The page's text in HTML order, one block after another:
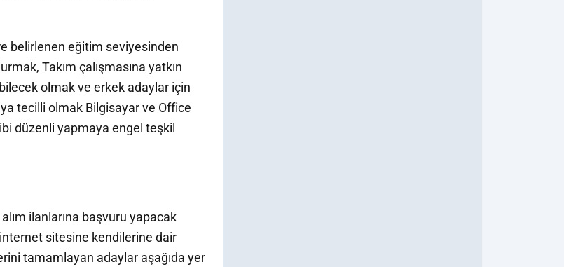
belirlenen eğitim seviyesinden
Takım çalışmasına yatkın
olmak ve erkek adaylar için
tecilli olmak Bilgisayar ve Office
düzenli yapmaya engel teşkil
ilanlarına başvuru yapacak
sitesine kendilerine dair
tamamlayan adaylar aşağıda yer